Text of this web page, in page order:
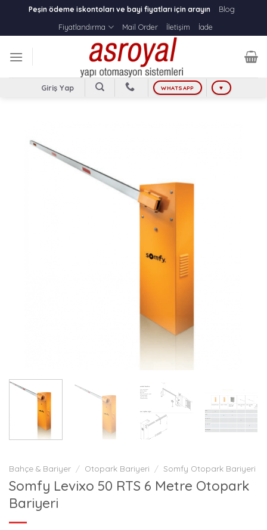
content
Peşin ödeme iskontoları ve bayi fiyatları için arayın
Blog
Fiyatlandırma
Mail Order İletişim İade
Giriş Yap WHATSAPP ♥
Bahçe & Bariyer / Otopark Bariyeri / Somfy Otopark Bariyeri
Somfy Levixo 50 RTS 6 Metre Otopark
Bariyeri